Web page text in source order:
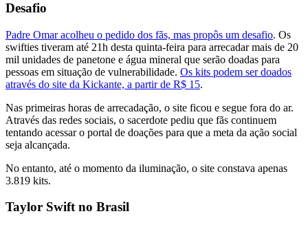
Desafio
Padre Omar acolheu o pedido dos fãs, mas propôs um desafio. Os
swifties tiveram até 21h desta quinta-feira para arrecadar mais de 20
mil unidades de panetone e água mineral que serão doadas para
pessoas em situação de vulnerabilidade. Os kits podem ser doados
através do site da Kickante, a partir de R$ 15.
Nas primeiras horas de arrecadação, o site ficou e segue fora do ar.
Através das redes sociais, o sacerdote pediu que fãs continuem
tentando acessar o portal de doações para que a meta da ação social
seja alcançada.
No entanto, até o momento da iluminação, o site constava apenas
3.819 kits.
Taylor Swift no Brasil